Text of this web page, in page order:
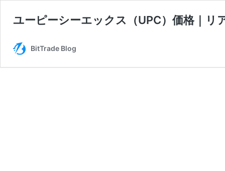
ユーピーシーエックス（UPC）価格｜リ
BitTrade Blog